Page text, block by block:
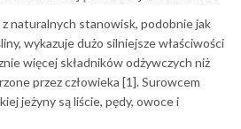
z naturalnych stanowisk, podobnie jak
wykazuje dużo silniejsze właściwości
więcej składników odżywczych niż
przez człowieka [1]. Surowcem
jeżyny są liście, pędy, owoce i